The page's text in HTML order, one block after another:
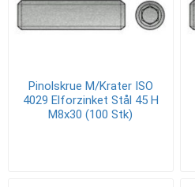
Pinolskrue M/Krater ISO
4029 Elforzinket Stål 45 H
M8x30 (100 Stk)